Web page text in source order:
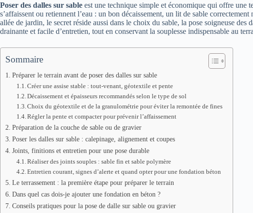
Poser des dalles sur sable est une technique simple et économique qui offre une
s’affaissent ou retiennent l’eau : un bon décaissement, un lit de sable
allée de jardin, le secret réside aussi dans le choix du sable, la pose soigneuse
drainante et facile d’entretien, tout en conservant la souplesse indispensable au
Sommaire
Préparer le terrain avant de poser des dalles sur sable
Créer une assise stable : tout-venant, géotextile et pente
Décaissement et épaisseurs recommandés selon le type de sol
Choix du géotextile et de la granulométrie pour éviter la remontée de fines
Régler la pente et compacter pour prévenir l’affaissement
Préparation de la couche de sable ou de gravier
Poser les dalles sur sable : calepinage, alignement et coupes
Joints, finitions et entretien pour une pose durable
Réaliser des joints souples : sable fin et sable polymère
Entretien courant, signes d’alerte et quand opter pour une fondation béton
Le terrassement : la première étape pour préparer le terrain
Dans quel cas dois-je ajouter une fondation en béton ?
Conseils pratiques pour la pose de dalle sur sable ou gravier